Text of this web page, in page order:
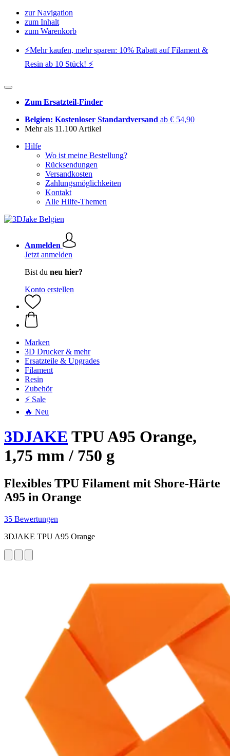
zur Navigation
zum Inhalt
zum Warenkorb
⚡️Mehr kaufen, mehr sparen: 10% Rabatt auf Filament &
Resin ab 10 Stück! ⚡️
Zum Ersatzteil-Finder
Belgien: Kostenloser Standardversand ab € 54,90
Mehr als 11.100 Artikel
Hilfe
Wo ist meine Bestellung?
Rücksendungen
Versandkosten
Zahlungsmöglichkeiten
Kontakt
Alle Hilfe-Themen
Anmelden
Jetzt anmelden
Bist du neu hier?
Konto erstellen
Marken
3D Drucker & mehr
Ersatzteile & Upgrades
Filament
Resin
Zubehör
⚡ Sale
🔥 Neu
3DJAKE TPU A95 Orange,
1,75 mm / 750 g
Flexibles TPU Filament mit Shore-Härte
A95 in Orange
35 Bewertungen
3DJAKE TPU A95 Orange